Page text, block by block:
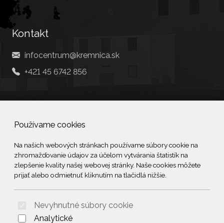
Používame cookies
Na našich webových stránkach používame súbory cookie na
zhromažďovanie údajov za účelom vytvárania štatistík na
zlepšenie kvality našej webovej stránky. Naše cookies môžete
prijať alebo odmietnuť kliknutím na tlačidlá nižšie.
Nevyhnutné súbory cookie
Analytické
Kontakt
infocentrum@kremnica.sk
+421 45 6742 856
Social
Facebook
© 2026 Arrabella s.r.o., mayabella s.r.o., Všetky práva vyhradené.
Hosting: - Web: